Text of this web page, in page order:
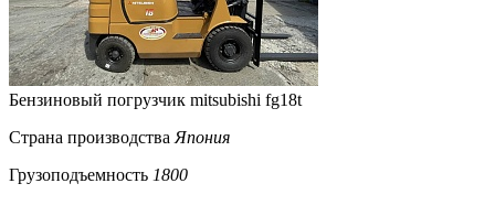
Бензиновый погрузчик mitsubishi fg18t
Страна производства Япония
Грузоподъемность 1800